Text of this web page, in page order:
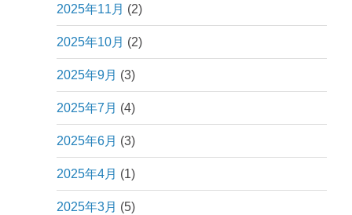
2025年11月 (2)
2025年10月 (2)
2025年9月 (3)
2025年7月 (4)
2025年6月 (3)
2025年4月 (1)
2025年3月 (5)